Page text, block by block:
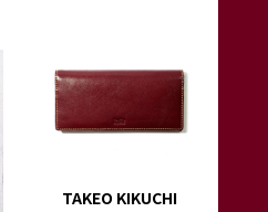
TAKEO KIKUCHI